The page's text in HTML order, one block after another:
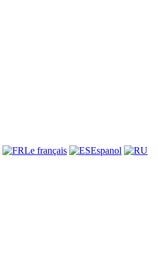
Le français
Espanol